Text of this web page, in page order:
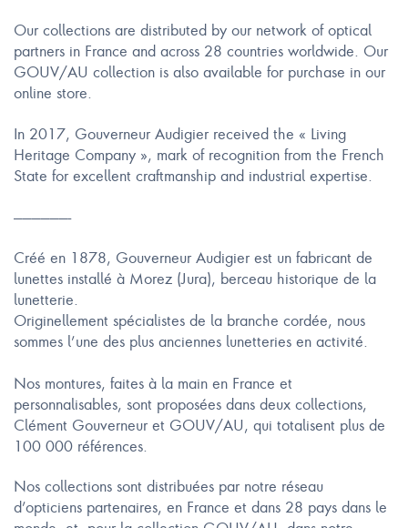
Our collections are distributed by our network of optical
partners in France and across 28 countries worldwide. Our
GOUV/AU collection is also available for purchase in our
online store.
In 2017, Gouverneur Audigier received the « Living
Heritage Company », mark of recognition from the French
State for excellent craftmanship and industrial expertise.
——————-
Créé en 1878, Gouverneur Audigier est un fabricant de
lunettes installé à Morez (Jura), berceau historique de la
lunetterie.
Originellement spécialistes de la branche cordée, nous
sommes l’une des plus anciennes lunetteries en activité.
Nos montures, faites à la main en France et
personnalisables, sont proposées dans deux collections,
Clément Gouverneur et GOUV/AU, qui totalisent plus de
100 000 références.
Nos collections sont distribuées par notre réseau
d’opticiens partenaires, en France et dans 28 pays dans le